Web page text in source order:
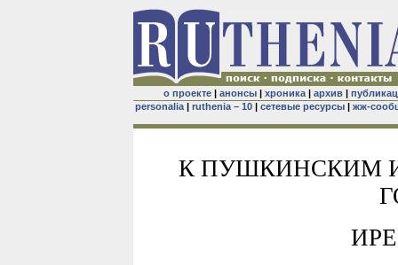
о проекте| анонсы| хроника| архив|
personalia| ruthenia – 10| сетевые ресурсы| жж-
К ПУШКИНСКИМ